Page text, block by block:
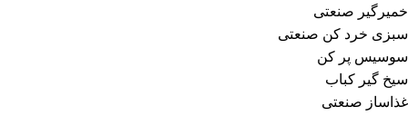
خمیرگیر صنعتی
سبزی خرد کن صنعتی
سوسیس پر کن
سیخ گیر کباب
غذاساز صنعتی